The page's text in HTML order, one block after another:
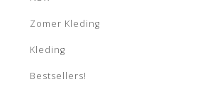
Zomer Kleding
Kleding
Bestsellers!